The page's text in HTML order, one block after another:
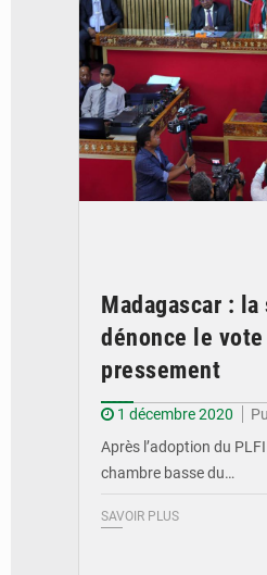
Madagascar :
dénonce le
pressement
1 décembre 2020
Après l’adoption du
chambre basse du…
SAVOIR PLUS